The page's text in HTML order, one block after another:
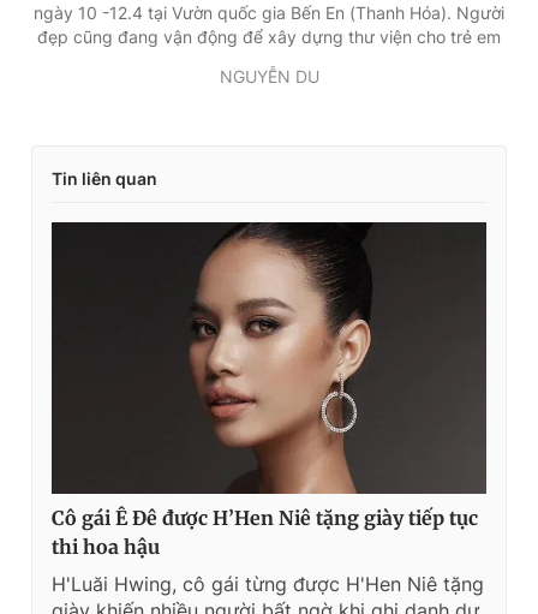
ngày 10 -12.4 tại Vườn quốc gia Bến En (Thanh Hóa). Người
đẹp cũng đang vận động để xây dựng thư viện cho trẻ em
NGUYỄN DU
Tin liên quan
Cô gái Ê Đê được H’Hen Niê tặng giày tiếp tục
thi hoa hậu
H'Luăi Hwing, cô gái từng được H'Hen Niê tặng